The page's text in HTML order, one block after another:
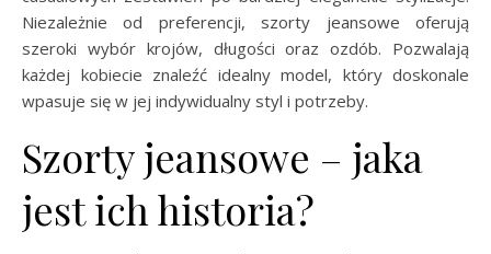
Niezależnie od preferencji, szorty jeansowe oferują
szeroki wybór krojów, długości oraz ozdób. Pozwalają
każdej kobiecie znaleźć idealny model, który doskonale
wpasuje się w jej indywidualny styl i potrzeby.
Szorty jeansowe – jaka
jest ich historia?